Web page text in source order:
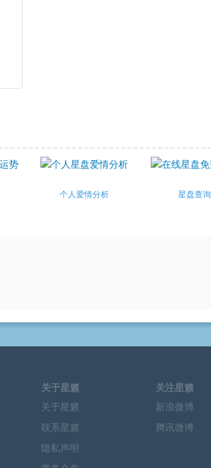
个人爱情分析 星盘查询
关于星籁
关于星籁
联系星籁
隐私声明
关注星籁
新浪微博
腾讯微博